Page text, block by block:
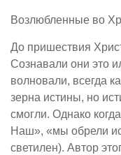
Возлюбленные во
До пришествия
Сознавали они это
волновали, всегда
зерна истины, но
смогли. Однако
Наш», «мы обрели
светилен). Автор